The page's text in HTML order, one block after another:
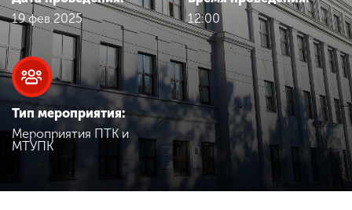
Обучение
Наука
Международная
деятельность
19 фев 2025
12:00
Тип мероприятия:
Мероприятия ПТК и
МТУПК